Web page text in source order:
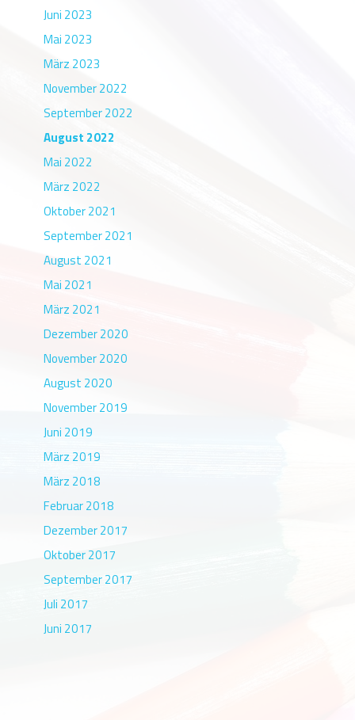
Juni 2023
Mai 2023
März 2023
November 2022
September 2022
August 2022
Mai 2022
März 2022
Oktober 2021
September 2021
August 2021
Mai 2021
März 2021
Dezember 2020
November 2020
August 2020
November 2019
Juni 2019
März 2019
März 2018
Februar 2018
Dezember 2017
Oktober 2017
September 2017
Juli 2017
Juni 2017